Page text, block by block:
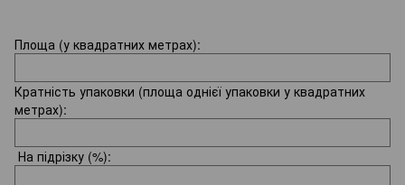
Площа (у квадратних метрах):
Кратність упаковки (площа однієї упаковки у квадратних
метрах):
На підрізку (%):